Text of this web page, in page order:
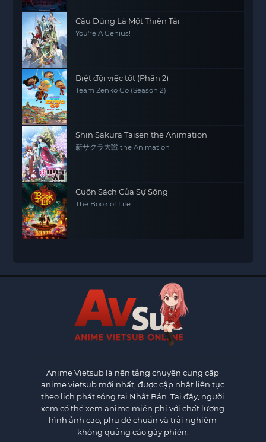
Cậu Đúng Là Một Thiên Tài
You're A Genius!
Biệt đội việc tốt (Phần 2)
Team Zenko Go (Season 2)
Shin Sakura Taisen the Animation
新サクラ大戦 the Animation
Cuốn Sách Của Sự Sống
The Book of Life
Anime Vietsub là nền tảng chuyên cung cấp
anime vietsub mới nhất, được cập nhật liên tục
theo lịch phát sóng tại Nhật Bản. Tại đây, người
xem có thể xem anime miễn phí với chất lượng
hình ảnh cao, phụ đề chuẩn và trải nghiệm
không quảng cáo gây phiền.